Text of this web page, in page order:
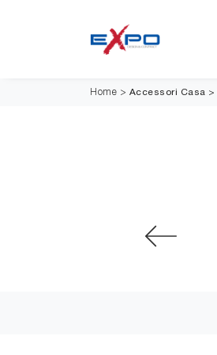
Home > Accessori Casa >